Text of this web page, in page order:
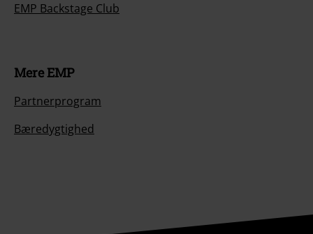
EMP Backstage Club
Mere EMP
Partnerprogram
Bæredygtighed